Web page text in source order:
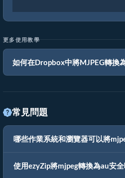
更多使用教學
如何在Dropbox中將MJPEG轉換
常見問題
哪些作業系統和瀏覽器可以將
使用ezyZip將mjpeg轉換為au安全